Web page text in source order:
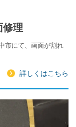
修理
市にて、画面が割れ
詳しくはこちら